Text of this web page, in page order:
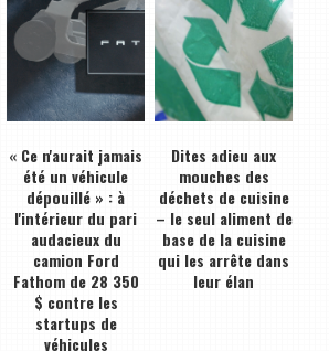
« Ce n'aurait jamais
été un véhicule
dépouillé » : à
l'intérieur du pari
audacieux du
camion Ford
Fathom de 28 350
$ contre les
startups de
véhicules
Dites adieu aux
mouches des
déchets de cuisine
– le seul aliment de
base de la cuisine
qui les arrête dans
leur élan